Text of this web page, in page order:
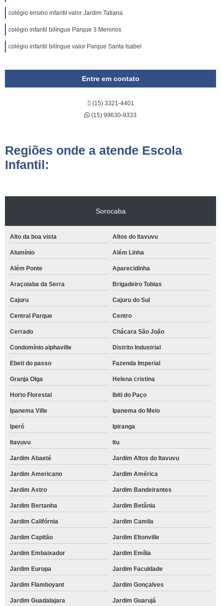
colégio ensino infantil valor Jardim Tatiana
colégio infantil bilíngue Parque 3 Meninos
colégio infantil bilíngue valor Parque Santa Isabel
Entre em contato
(15) 3321-4401
(15) 99630-9333
Regiões onde a atende Escola
Infantil:
Sorocaba
Alto da boa vista Altos do Itavuvu
Alumínio Além Linha
Além Ponte Aparecidinha
Araçoiaba da Serra Brigadeiro Tobias
Cajuru Cajuru do Sul
Central Parque Centro
Cerrado Chácara São João
Condomínio alphaville Distrito Industrial
Ebeti do passo Fazenda Imperial
Granja Olga Helena cristina
Horto Florestal Ibiti do Paço
Ipanema Ville Ipanema do Meio
Iperó Ipiranga
Itavuvu Itu
Jardim Abaeté Jardim Altos do Itavuvu
Jardim Americano Jardim América
Jardim Astro Jardim Bandeirantes
Jardim Bertanha Jardim Betânia
Jardim Califórnia Jardim Camila
Jardim Capitão Jardim Eltonville
Jardim Embaixador Jardim Emília
Jardim Europa Jardim Faculdade
Jardim Flamboyant Jardim Gonçalves
Jardim Guadalajara Jardim Guarujá